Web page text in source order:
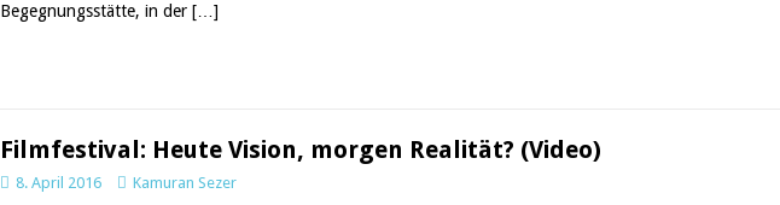
Begegnungsstätte, in der […]
Filmfestival: Heute Vision, morgen Realität? (Video)
8. April 2016 Kamuran Sezer